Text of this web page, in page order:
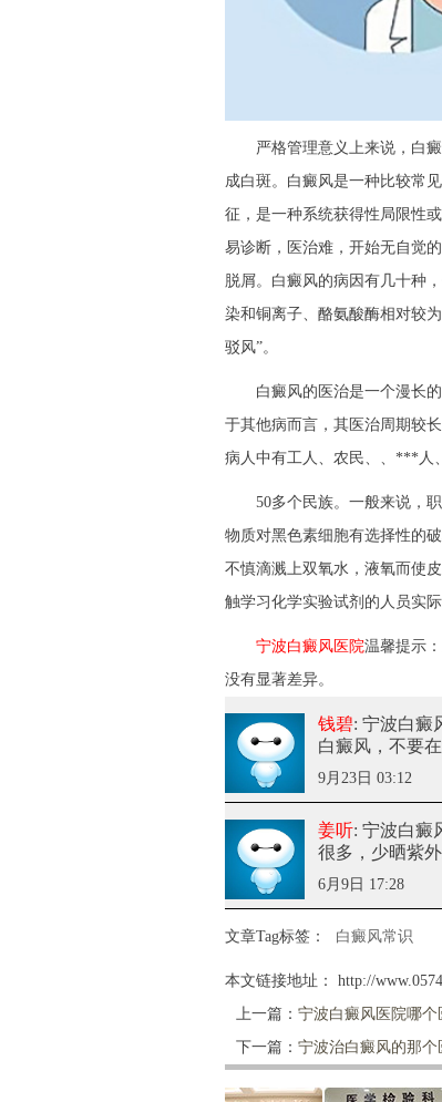
严格管理意义上来说，白癜
成白斑。白癜风是一种比较常
征，是一种系统获得性局限性
易诊断，医治难，开始无自觉
脱屑。白癜风的病因有几十种
染和铜离子、酪氨酸酶相对较
驳风”。
白癜风的医治是一个漫长的
于其他病而言，其医治周期较
病人中有工人、农民、、***人
50多个民族。一般来说，职
物质对黑色素细胞有选择性的
不慎滴溅上双氧水，液氧而使
触学习化学实验试剂的人员实
宁波白癜风医院温馨提示
没有显著差异。
钱碧: 宁波白癜
白癜风，不要
9月23日 03:12
姜听: 宁波白癜
很多，少晒紫
6月9日 17:28
文章Tag标签： 白癜风常识
本文链接地址：
http://
上一篇： 宁波白癜风医院哪个
下一篇： 宁波治白癜风的那